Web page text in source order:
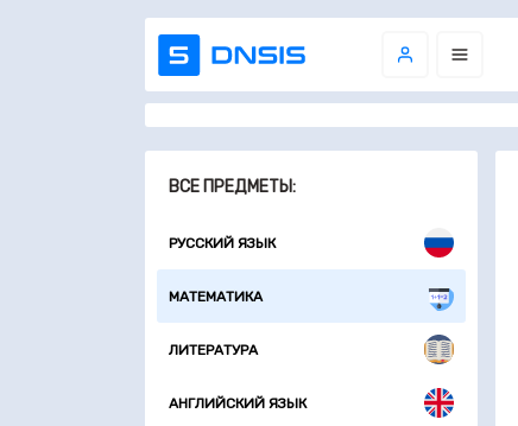
ВСЕ ПРЕДМЕТЫ:
РУССКИЙ ЯЗЫК
МАТЕМАТИКА
ЛИТЕРАТУРА
АНГЛИЙСКИЙ ЯЗЫК